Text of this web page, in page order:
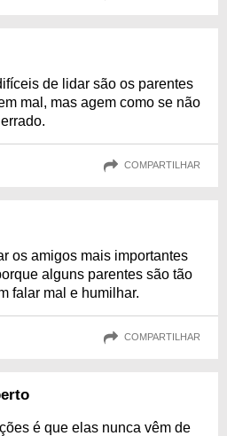
de lidar são os parentes
mal, mas agem como se não
COMPARTILHAR
os amigos mais importantes
alguns parentes são tão
falar mal e humilhar.
COMPARTILHAR
é que elas nunca vêm de